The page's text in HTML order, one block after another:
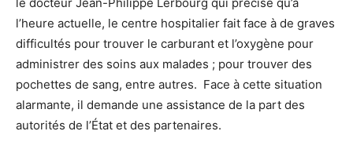
l’heure actuelle, le centre hospitalier fait face à de graves
difficultés pour trouver le carburant et l’oxygène pour
administrer des soins aux malades ; pour trouver des
pochettes de sang, entre autres. Face à cette situation
alarmante, il demande une assistance de la part des
autorités de l’État et des partenaires.